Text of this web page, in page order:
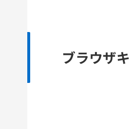
ブラウザ